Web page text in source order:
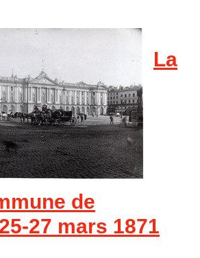
La
de
27 mars 1871